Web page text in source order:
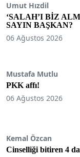
Umut Hızdil
‘SALAH’I BİZ
SAYIN BAŞKAN?
06 Ağustos 2026
Mustafa Mutlu
PKK affı!
06 Ağustos 2026
Kemal Özcan
Cinselliği bitiren 4